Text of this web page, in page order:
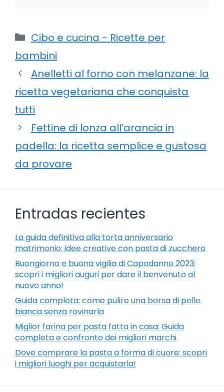
Categorie
Cibo e cucina - Ricette per
bambini
Anelletti al forno con melanzane: la
ricetta vegetariana che conquista
tutti
Fettine di lonza all’arancia in
padella: la ricetta semplice e gustosa
da provare
Entradas recientes
La guida definitiva alla torta anniversario
matrimonio: idee creative con pasta di zucchero
Buongiorno e buona vigilia di Capodanno 2023:
scopri i migliori auguri per dare il benvenuto al
nuovo anno!
Guida completa: come pulire una borsa di pelle
bianca senza rovinarla
Miglior farina per pasta fatta in casa: Guida
completa e confronto dei migliori marchi
Dove comprare la pasta a forma di cuore: scopri
i migliori luoghi per acquistarla!